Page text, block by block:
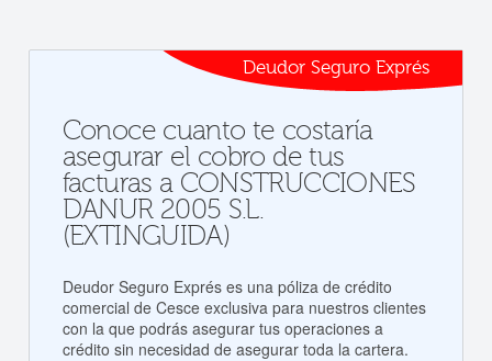
Deudor Seguro Exprés
Conoce cuanto te costaría
asegurar el cobro de tus
facturas a CONSTRUCCIONES
DANUR 2005 S.L.
(EXTINGUIDA)
Deudor Seguro Exprés es una póliza de crédito
comercial de Cesce exclusiva para nuestros clientes
con la que podrás asegurar tus operaciones a
crédito sin necesidad de asegurar toda la cartera.